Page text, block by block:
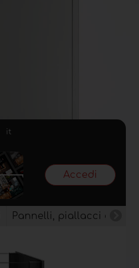
it
Accedi
Pannelli, piallacci e